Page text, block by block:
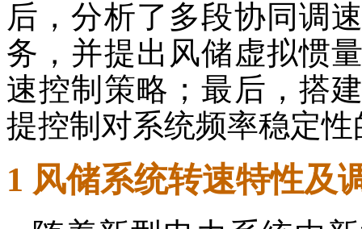
后，分析了多段协同调
务，并提出风储虚拟惯
速控制策略；最后，搭
提控制对系统频率稳定
1 风储系统转速特性及